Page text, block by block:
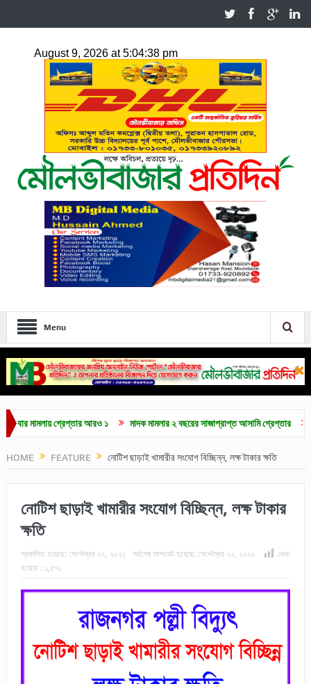
Menu
মামলায় গ্রেপ্তার আরও ১ মাদক মামলার ২ বছরের সাজাপ্রাপ্ত আসামি গ্রেপ্তার
HOME FEATURE নোটিশ ছাড়াই খামারীর সংযোগ বিচ্ছিন্ন, লক্ষ টাকার ক্ষতি
নোটিশ ছাড়াই খামারীর সংযোগ বিচ্ছিন্ন, লক্ষ টাকার
ক্ষতি
প্রকাশিত হয়েছে: সেপ্টেম্বর ২২, ২০২১ সর্বশেষ আপডেট হয়েছে: সেপ্টেম্বর ২২, ২০২১
দেখা
হয়েছে : ১,৫৭১